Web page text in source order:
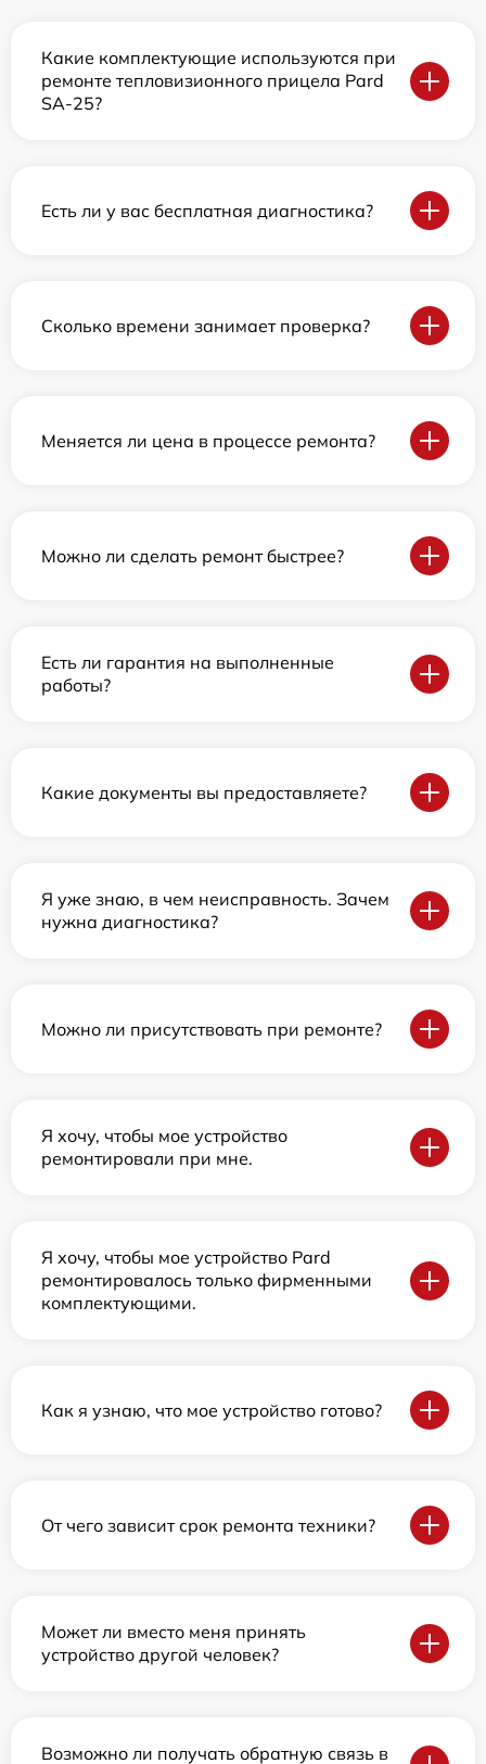
Какие комплектующие используются при
ремонте тепловизионного прицела Pard
SA-25?
Есть ли у вас бесплатная диагностика?
Сколько времени занимает проверка?
Меняется ли цена в процессе ремонта?
Можно ли сделать ремонт быстрее?
Есть ли гарантия на выполненные
работы?
Какие документы вы предоставляете?
Я уже знаю, в чем неисправность. Зачем
нужна диагностика?
Можно ли присутствовать при ремонте?
Я хочу, чтобы мое устройство
ремонтировали при мне.
Я хочу, чтобы мое устройство Pard
ремонтировалось только фирменными
комплектующими.
Как я узнаю, что мое устройство готово?
От чего зависит срок ремонта техники?
Может ли вместо меня принять
устройство другой человек?
Возможно ли получать обратную связь в